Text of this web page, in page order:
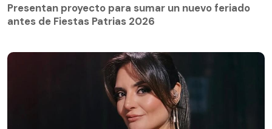
Presentan proyecto para sumar un nuevo feriado
antes de Fiestas Patrias 2026